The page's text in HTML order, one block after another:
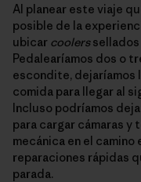
Al planear este viaje
posible de la
ubicar coolers
Pedalearíamos dos o
escondite, dejaríamos
comida para llegar al
Incluso podríamos
para cargar cámaras y
mecánica en el
reparaciones rápidas
parada.